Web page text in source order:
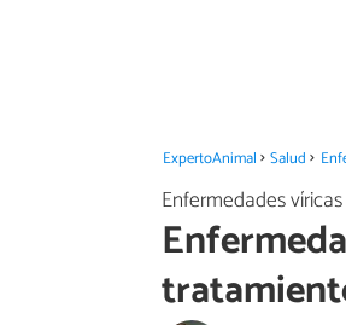
ExpertoAnimal Salud
Enfermedades víricas